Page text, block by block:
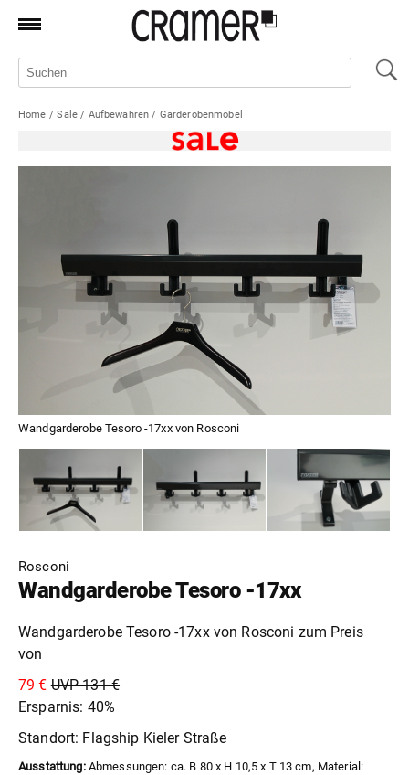
Produkte
Aktionen
Standorte
Home /Sale / Aufbewahren / Garderobenmöbel
Wandgarderobe Tesoro -17xx von Rosconi
Rosconi
Wandgarderobe Tesoro -17xx
Wandgarderobe Tesoro -17xx von Rosconi zum Preis
von
79 € UVP 131 €
Ersparnis: 40%
Standort: Flagship Kieler Straße
Ausstattung:Abmessungen: ca. B 80 x H 10,5 x T 13 cm, Material: